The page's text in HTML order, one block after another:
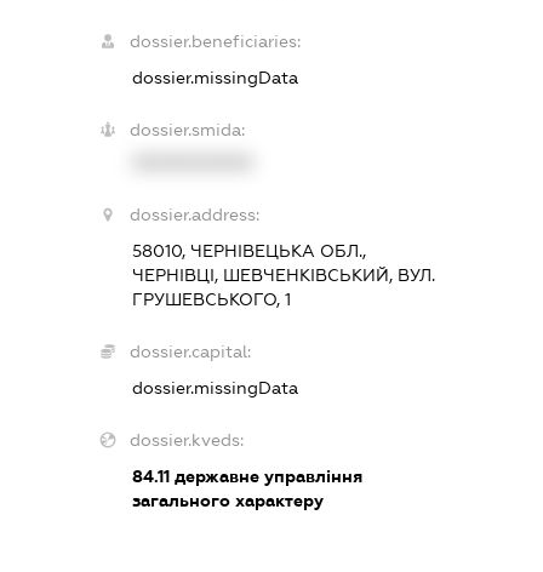
dossier.beneficiaries:
dossier.missingData
dossier.smida:
dossier.address:
58010, ЧЕРНІВЕЦЬКА ОБЛ.,
ЧЕРНІВЦІ, ШЕВЧЕНКІВСЬКИЙ, ВУЛ.
ГРУШЕВСЬКОГО, 1
dossier.capital:
dossier.missingData
dossier.kveds:
84.11державне управління
загального характеру